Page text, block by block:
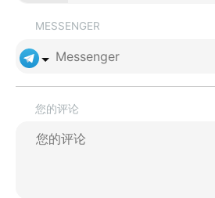
MESSENGER
您的评论